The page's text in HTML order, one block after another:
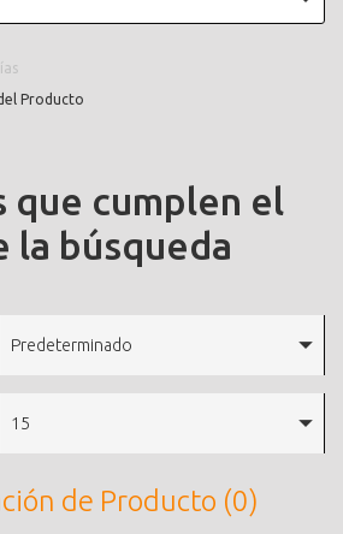
Producto
que cumplen el
búsqueda
Predeterminado
15
de Producto (0)